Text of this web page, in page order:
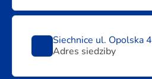
Siechnice ul. Opolska 4
Adres siedziby